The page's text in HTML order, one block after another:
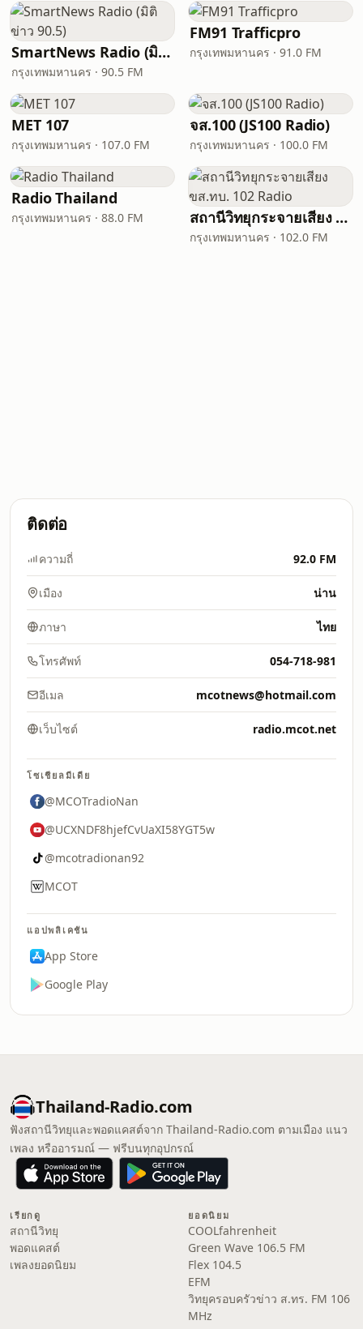
SmartNews Radio (มิติข่าว 90.5)
กรุงเทพมหานคร · 90.5 FM
FM91 Trafficpro
กรุงเทพมหานคร · 91.0 FM
MET 107
กรุงเทพมหานคร · 107.0 FM
จส.100 (JS100 Radio)
กรุงเทพมหานคร · 100.0 FM
Radio Thailand
กรุงเทพมหานคร · 88.0 FM สถานีวิทยุกระจายเสียง ขส.ทบ. 102 Radio
กรุงเทพมหานคร · 102.0 FM
ติดต่อ
ความถี่ 92.0 FM
เมือง น่าน
ภาษา ไทย
โทรศัพท์ 054-718-981
อีเมล mcotnews@hotmail.com
เว็บไซต์ radio.mcot.net
โซเชียลมีเดีย
@MCOTradioNan
@UCXNDF8hjefCvUaXI58YGT5w
@mcotradionan92
MCOT
แอปพลิเคชัน
App Store
Google Play
Thailand-Radio.com
ฟังสถานีวิทยุและพอดแคสต์จาก Thailand-Radio.com ตามเมือง แนว
เพลง หรืออารมณ์ — ฟรีบนทุกอุปกรณ์
เรียกดู
สถานีวิทยุ
พอดแคสต์
เพลงยอดนิยม
ยอดนิยม
COOLfahrenheit
Green Wave 106.5 FM
Flex 104.5
EFM
วิทยุครอบครัวข่าว ส.ทร. FM 106
MHz